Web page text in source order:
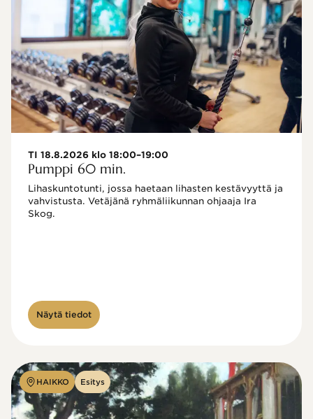
TI 18.8.2026 klo 18:00–19:00
Pumppi 60 min.
Lihaskuntotunti, jossa haetaan lihasten kestävyyttä ja
vahvistusta. Vetäjänä ryhmäliikunnan ohjaaja Ira
Skog.
Näytä tiedot
HAIKKO Esitys